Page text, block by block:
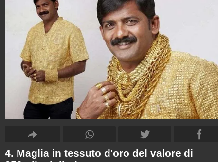
4. Maglia in tessuto d'oro del valore di